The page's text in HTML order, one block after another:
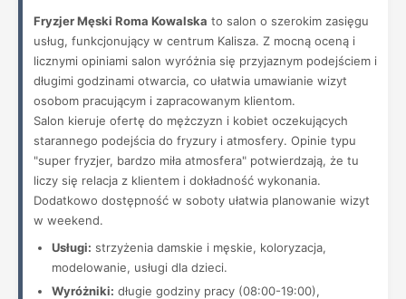
Fryzjer Męski Roma Kowalska to salon o szerokim zasięgu
usług, funkcjonujący w centrum Kalisza. Z mocną oceną i
licznymi opiniami salon wyróżnia się przyjaznym podejściem i
długimi godzinami otwarcia, co ułatwia umawianie wizyt
osobom pracującym i zapracowanym klientom.
Salon kieruje ofertę do mężczyzn i kobiet oczekujących
starannego podejścia do fryzury i atmosfery. Opinie typu
"super fryzjer, bardzo miła atmosfera" potwierdzają, że tu
liczy się relacja z klientem i dokładność wykonania.
Dodatkowo dostępność w soboty ułatwia planowanie wizyt
w weekend.
Usługi: strzyżenia damskie i męskie, koloryzacja,
modelowanie, usługi dla dzieci.
Wyróżniki: długie godziny pracy (08:00-19:00),